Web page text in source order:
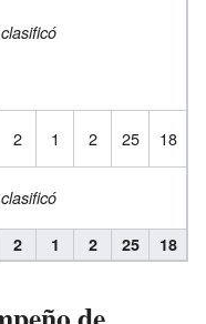
2 1 2 25
18
2 1 2 25 18